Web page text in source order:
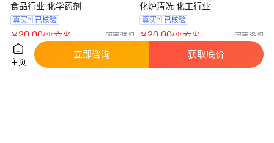
食品行业 化学药剂
真实性已核验
￥20 .00/平方米 河南濮阳
咨询 电话
化炉清洗 化工行业
真实性已核验
￥20 .00/平方米 河南洛阳
电话
主页
立即咨询 获取底价